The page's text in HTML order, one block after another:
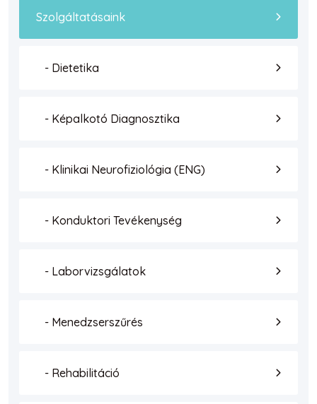
Szolgáltatásaink
- Dietetika
- Képalkotó Diagnosztika
- Klinikai Neurofiziológia (ENG)
- Konduktori Tevékenység
- Laborvizsgálatok
- Menedzserszűrés
- Rehabilitáció